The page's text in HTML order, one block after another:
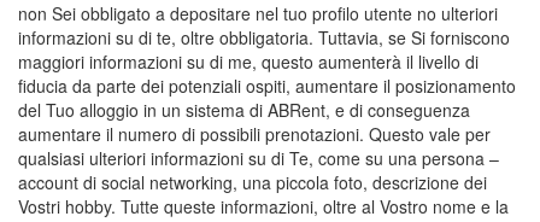
non Sei obbligato a depositare nel tuo profilo utente no ulteriori
informazioni su di te, oltre obbligatoria. Tuttavia, se Si forniscono
maggiori informazioni su di me, questo aumenterà il livello di
fiducia da parte dei potenziali ospiti, aumentare il posizionamento
del Tuo alloggio in un sistema di ABRent, e di conseguenza
aumentare il numero di possibili prenotazioni. Questo vale per
qualsiasi ulteriori informazioni su di Te, come su una persona –
account di social networking, una piccola foto, descrizione dei
Vostri hobby. Tutte queste informazioni, oltre al Vostro nome e la